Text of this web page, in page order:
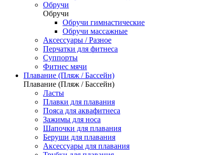
Обручи
Обручи
Обручи гимнастические
Обручи массажные
Аксессуары / Разное
Перчатки для фитнеса
Суппорты
Фитнес мячи
Плавание (Пляж / Бассейн)
Плавание (Пляж / Бассейн)
Ласты
Плавки для плавания
Пояса для аквафитнеса
Зажимы для носа
Шапочки для плавания
Беруши для плавания
Аксессуары для плавания